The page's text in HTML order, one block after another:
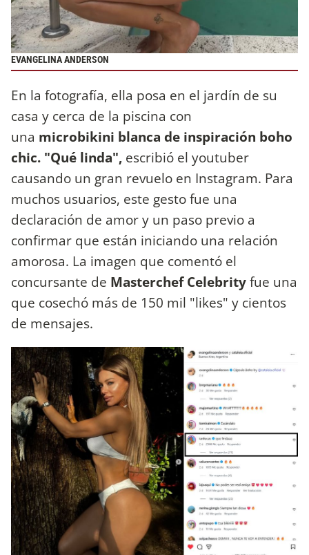
EVANGELINA ANDERSON
En la fotografía, ella posa en el jardín de su
casa y cerca de la piscina con
una microbikini blanca de inspiración boho
chic. "Qué linda", escribió el youtuber
causando un gran revuelo en Instagram. Para
muchos usuarios, este gesto fue una
declaración de amor y un paso previo a
confirmar que están iniciando una relación
amorosa. La imagen que comentó el
concursante de Masterchef Celebrityfue una
que cosechó más de 150 mil "likes" y cientos
de mensajes.